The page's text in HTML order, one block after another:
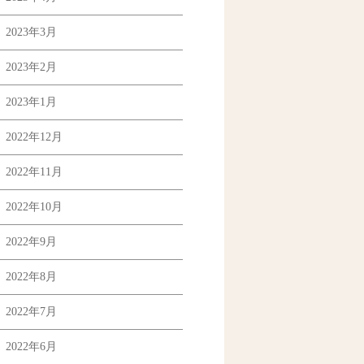
2023年3月
2023年2月
2023年1月
2022年12月
2022年11月
2022年10月
2022年9月
2022年8月
2022年7月
2022年6月